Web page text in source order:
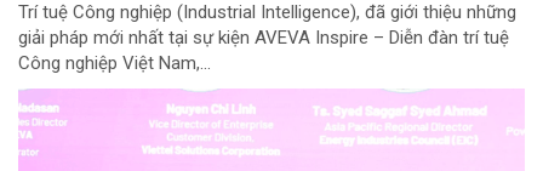
Trí tuệ Công nghiệp (Industrial Intelligence), đã giới thiệu những
giải pháp mới nhất tại sự kiện AVEVA Inspire – Diễn đàn trí tuệ
Công nghiệp Việt Nam,...